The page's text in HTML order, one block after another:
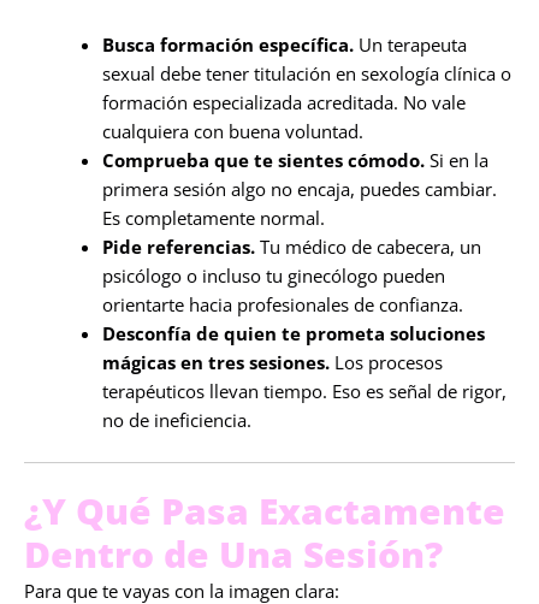
Busca formación específica. Un terapeuta
sexual debe tener titulación en sexología clínica o
formación especializada acreditada. No vale
cualquiera con buena voluntad.
Comprueba que te sientes cómodo. Si en la
primera sesión algo no encaja, puedes cambiar.
Es completamente normal.
Pide referencias. Tu médico de cabecera, un
psicólogo o incluso tu ginecólogo pueden
orientarte hacia profesionales de confianza.
Desconfía de quien te prometa soluciones
mágicas en tres sesiones. Los procesos
terapéuticos llevan tiempo. Eso es señal de rigor,
no de ineficiencia.
¿Y Qué Pasa Exactamente
Dentro de Una Sesión?
Para que te vayas con la imagen clara: